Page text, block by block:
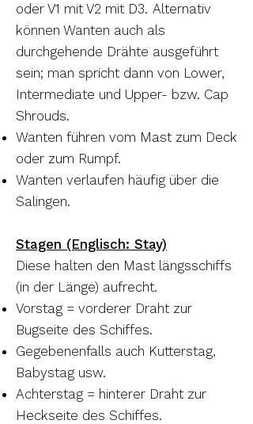
oder V1 mit V2 mit D3. Alternativ
können Wanten auch als
durchgehende Drähte ausgeführt
sein; man spricht dann von Lower,
Intermediate und Upper- bzw. Cap
Shrouds.
Wanten führen vom Mast zum Deck
oder zum Rumpf.
Wanten verlaufen häufig über die
Salingen.
Stagen (Englisch: Stay)
Diese halten den Mast längsschiffs
(in der Länge) aufrecht.
Vorstag = vorderer Draht zur
Bugseite des Schiffes.
Gegebenenfalls auch Kutterstag,
Babystag usw.
Achterstag = hinterer Draht zur
Heckseite des Schiffes.